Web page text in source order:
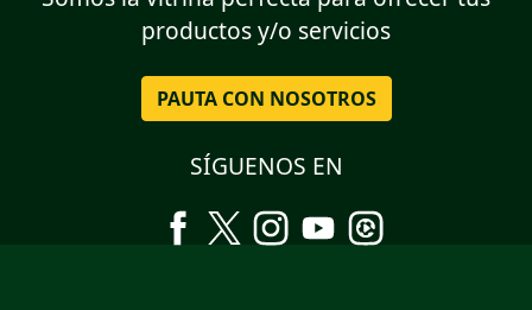
productos y/o servicios
PAUTA CON NOSOTROS
SÍGUENOS EN